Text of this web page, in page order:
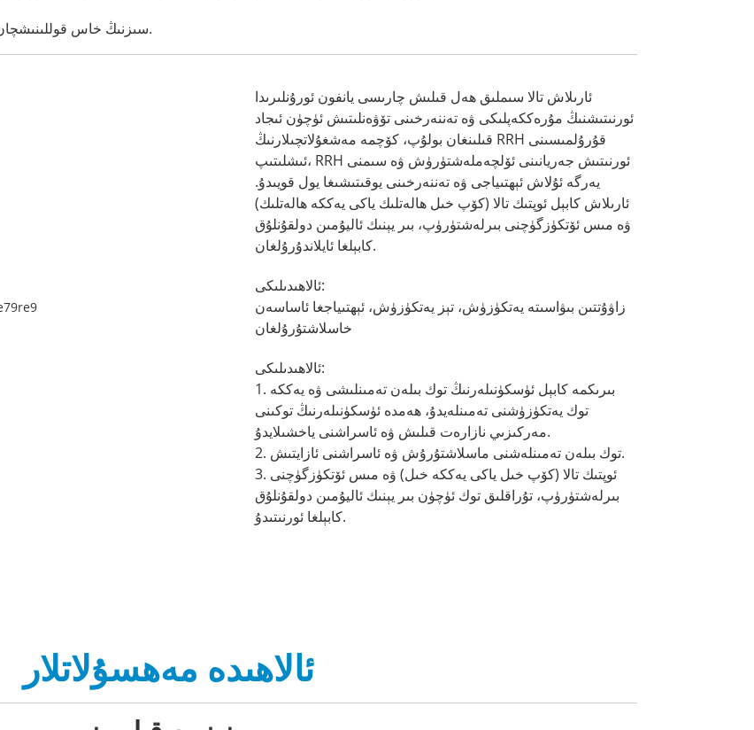
bles سىزنىڭ خاس قوللىنىشچان پروگراممىلىرىڭىزغا ماسلاشتۇرۇلىدۇ.
ئارىلاش تالا سىملىق ھەل قىلىش چارىسى يانفون ئورۇنلىرىدا
ئورنىتىشنىڭ مۇرەككەپلىكى ۋە تەننەرخىنى تۆۋەنلىتىش ئۈچۈن ئىجاد
قىلىنغان بولۇپ، كۆچمە مەشغۇلاتچىلارنىڭ RRH قۇرۇلمىسىنى
ئىشلىتىپ، RRH ئورنىتىش جەريانىنى ئۆلچەملەشتۈرۈش ۋە سىمنى
يەرگە ئۇلاش ئېھتىياجى ۋە تەننەرخىنى يوقىتىشىغا يول قويىدۇ.
ئارىلاش كابېل ئوپتىك تالا (كۆپ خىل ھالەتلىك ياكى يەككە ھالەتلىك)
ۋە مىس ئۆتكۈزگۈچنى بىرلەشتۈرۈپ، بىر يېنىك ئاليۇمىن دولقۇنلۇق
كابېلغا ئايلاندۇرۇلغان.
ئالاھىدىلىكى:
زاۋۇتتىن بىۋاسىتە يەتكۈزۈش، تېز يەتكۈزۈش، ئېھتىياجغا ئاساسەن
خاسلاشتۇرۇلغان
ئالاھىدىلىكى:
1. بىرىكمە كابېل ئۈسكۈنىلەرنىڭ توك بىلەن تەمىنلىشى ۋە يەككە
توك يەتكۈزۈشنى تەمىنلەيدۇ، ھەمدە ئۈسكۈنىلەرنىڭ توكىنى
مەركىزىي نازارەت قىلىش ۋە ئاسراشنى ياخشىلايدۇ.
2. توك بىلەن تەمىنلەشنى ماسلاشتۇرۇش ۋە ئاسراشنى ئازايتىش.
3. ئوپتىك تالا (كۆپ خىل ياكى يەككە خىل) ۋە مىس ئۆتكۈزگۈچنى
بىرلەشتۈرۈپ، تۇراقلىق توك ئۈچۈن بىر يېنىك ئاليۇمىن دولقۇنلۇق
كابېلغا ئورنىتىدۇ.
ئالاھىدە مەھسۇلاتلار